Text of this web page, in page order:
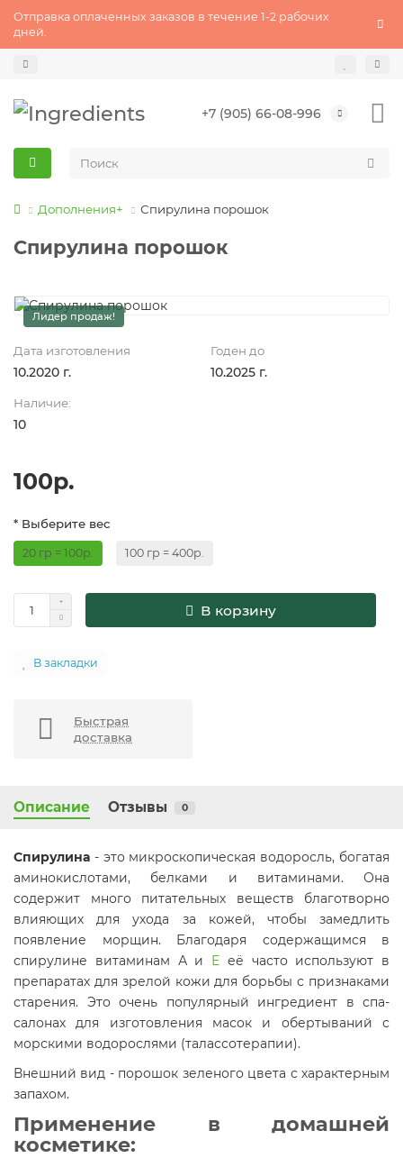
Отправка оплаченных заказов в течение 1-2 рабочих
дней.
+7 (905) 66-08-996
Дополнения+ Спирулина порошок
Спирулина порошок
Лидер продаж!
Дата изготовления
10.2020 г.
Годен до
10.2025 г.
Наличие:
10
100р.
* Выберите вес
20 гр = 100р. 100 гр = 400р.
В корзину
В закладки
Быстрая
доставка
Описание Отзывы 0
Спирулина - это микроскопическая водоросль, богатая
аминокислотами, белками и витаминами. Она
содержит много питательных веществ благотворно
влияющих для ухода за кожей, чтобы замедлить
появление морщин. Благодаря содержащимся в
спирулине витаминам А и Е её часто используют в
препаратах для зрелой кожи для борьбы с признаками
старения. Это очень популярный ингредиент в спа-
салонах для изготовления масок и обертываний с
морскими водорослями (талассотерапии).
Внешний вид - порошок зеленого цвета с характерным
запахом.
Применение в домашней
косметике: